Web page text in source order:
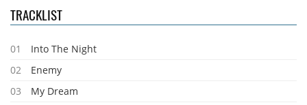
TRACKLIST
01
Into The Night
02
Enemy
03
My Dream